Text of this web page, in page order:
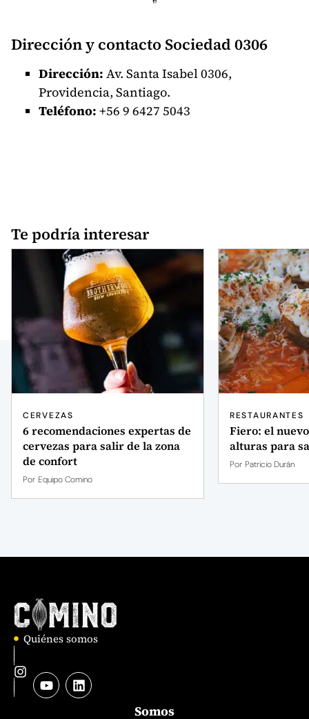
Dirección y contacto Sociedad 0306
Dirección: Av. Santa Isabel 0306,
Providencia, Santiago.
Teléfono: +56 9 6427 5043
Te podría interesar
CERVEZAS
6 recomendaciones expertas de
cervezas para salir de la zona
de confort
Por Equipo Comino
RESTAURANTES
Fiero: el
alturas para
Por Patricio Durán
Quiénes somos
Somos